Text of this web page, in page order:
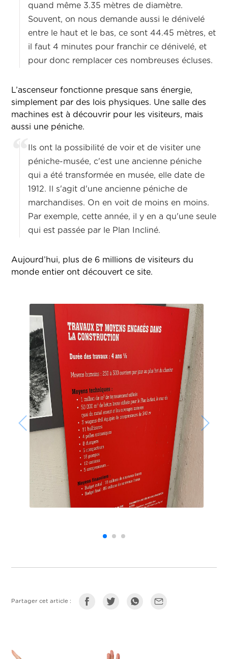
quand même 3.35 mètres de diamètre.
Souvent, on nous demande aussi le dénivelé
entre le haut et le bas, ce sont 44.45 mètres, et
il faut 4 minutes pour franchir ce dénivelé, et
pour donc remplacer ces nombreuses écluses.
L’ascenseur fonctionne presque sans énergie,
simplement par des lois physiques. Une salle des
machines est à découvrir pour les visiteurs, mais
aussi une péniche.
Ils ont la possibilité de voir et de visiter une
péniche-musée, c'est une ancienne péniche
qui a été transformée en musée, elle date de
1912. Il s'agit d'une ancienne péniche de
marchandises. On en voit de moins en moins.
Par exemple, cette année, il y en a qu'une seule
qui est passée par le Plan Incliné.
Aujourd’hui, plus de 6 millions de visiteurs du
monde entier ont découvert ce site.
Partager cet article :